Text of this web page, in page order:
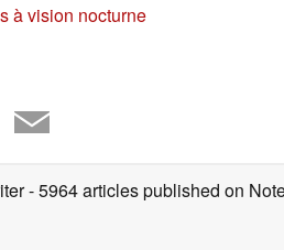
à vision nocturne
- 5964 articles published on